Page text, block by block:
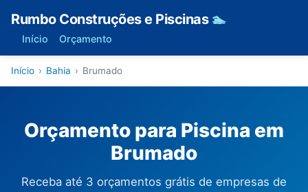
Rumbo Construções e Piscinas 🏊
Início Orçamento
Início › Bahia › Brumado
Orçamento para Piscina em
Brumado
Receba até 3 orçamentos grátis de empresas de